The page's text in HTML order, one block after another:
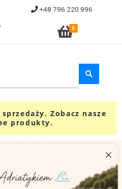
+48 796 220 996
0
Zobacz nasze
produkty.